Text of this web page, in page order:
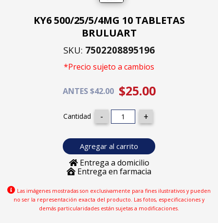
KY6 500/25/5/4MG 10 TABLETAS
BRULUART
SKU: 7502208895196
*Precio sujeto a cambios
ANTES $42.00 $25.00
Cantidad
Agregar al carrito
Entrega a domicilio
Entrega en farmacia
Las imágenes mostradas son exclusivamente para fines ilustrativos y pueden
no ser la representación exacta del producto. Las fotos, especificaciones y
demás particularidades están sujetas a modificaciones.